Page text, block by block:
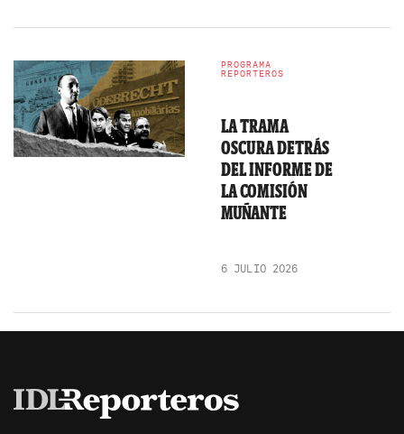
PROGRAMA
REPORTEROS
LA TRAMA
OSCURA DETRÁS
DEL INFORME DE
LA COMISIÓN
MUÑANTE
6 JULIO 2026